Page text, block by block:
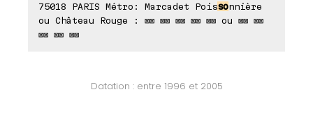
75018 PARIS Métro: Marcadet Poissonnière
ou Château Rouge : ⊠⊠ ⊠⊠ ⊠⊠ ⊠⊠ ⊠⊠ ou ⊠⊠ ⊠⊠
⊠⊠ ⊠⊠ ⊠⊠
Datation : entre 1996 et 2005